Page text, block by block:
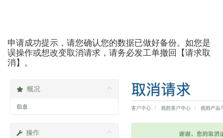
申请成功提示，请您确认您的数据已做好备份。如您是
误操作或想改变取消请求，请务必发工单撤回【请求取
消】。